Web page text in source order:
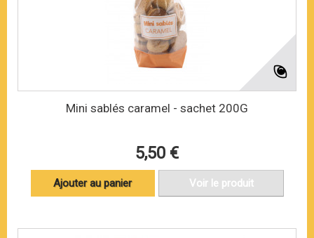
Mini sablés caramel - sachet 200G
5,50 €
Ajouter au panier Voir le produit